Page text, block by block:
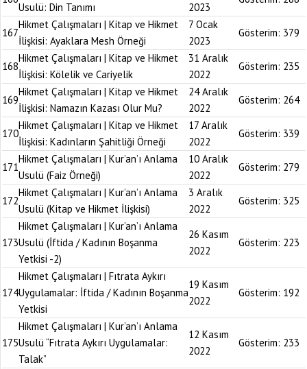
Usulü: Din Tanımı
2023
167
Hikmet Çalışmaları | Kitap ve Hikmet
İlişkisi: Ayaklara Mesh Örneği
7 Ocak
2023
Gösterim: 379
168
Hikmet Çalışmaları | Kitap ve Hikmet
İlişkisi: Kölelik ve Cariyelik
31 Aralık
2022
Gösterim: 235
169
Hikmet Çalışmaları | Kitap ve Hikmet
İlişkisi: Namazın Kazası Olur Mu?
24 Aralık
2022
Gösterim: 264
170
Hikmet Çalışmaları | Kitap ve Hikmet
İlişkisi: Kadınların Şahitliği Örneği
17 Aralık
2022
Gösterim: 339
171
Hikmet Çalışmaları | Kur’an’ı Anlama
Usulü (Faiz Örneği)
10 Aralık
2022
Gösterim: 279
172
Hikmet Çalışmaları | Kur’an’ı Anlama
Usulü (Kitap ve Hikmet İlişkisi)
3 Aralık
2022
Gösterim: 325
173
Hikmet Çalışmaları | Kur’an’ı Anlama
Usulü (İftida / Kadının Boşanma
Yetkisi -2)
26 Kasım
2022
Gösterim: 223
174
Hikmet Çalışmaları | Fıtrata Aykırı
Uygulamalar: İftida / Kadının Boşanma
Yetkisi
19 Kasım
2022
Gösterim: 192
175
Hikmet Çalışmaları | Kur’an’ı Anlama
Usulü “Fıtrata Aykırı Uygulamalar:
Talak”
12 Kasım
2022
Gösterim: 233